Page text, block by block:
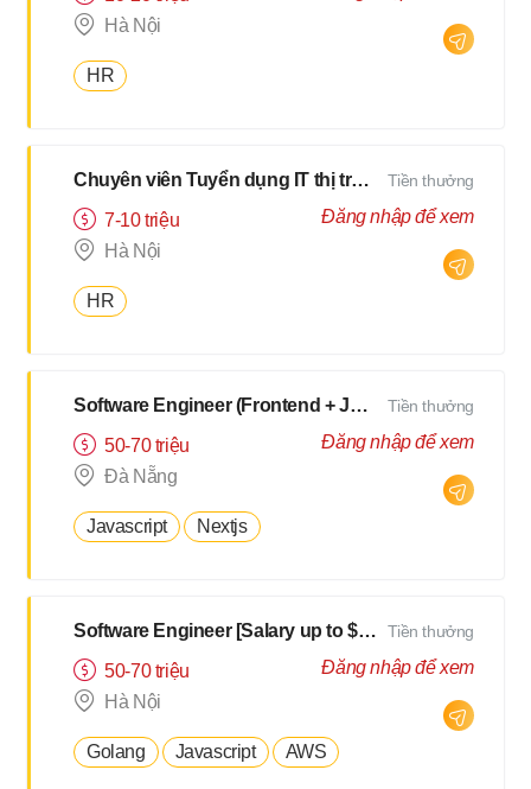
Hà Nội
HR
Chuyên viên Tuyển dụng IT thị trường Nhật
7-10 triệu
Hà Nội
HR
Tiền thưởng
Đăng nhập để xem
Software Engineer (Frontend + Javascript) [Salary up to $3000]
50-70 triệu
Đà Nẵng
Javascript Nextjs
Tiền thưởng
Đăng nhập để xem
Software Engineer [Salary up to $3000]
50-70 triệu
Hà Nội
Golang Javascript AWS
Tiền thưởng
Đăng nhập để xem